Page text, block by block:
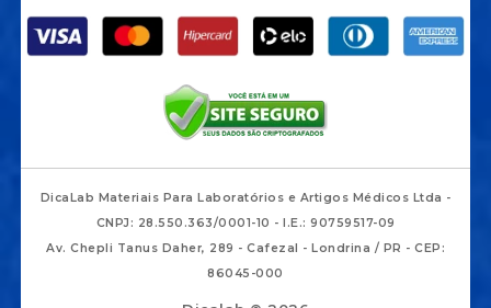
DicaLab Materiais Para Laboratórios e Artigos Médicos Ltda -
CNPJ: 28.550.363/0001-10 - I.E.: 90759517-09
Av. Chepli Tanus Daher, 289 - Cafezal - Londrina / PR - CEP:
86045-000